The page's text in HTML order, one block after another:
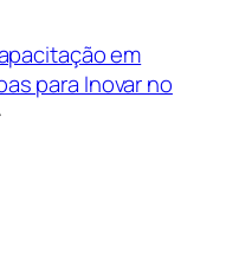
em
para Inovar no